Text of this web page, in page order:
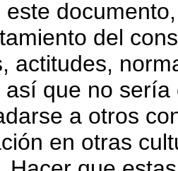
este
del
actitudes,
así que no
a otros
en otras